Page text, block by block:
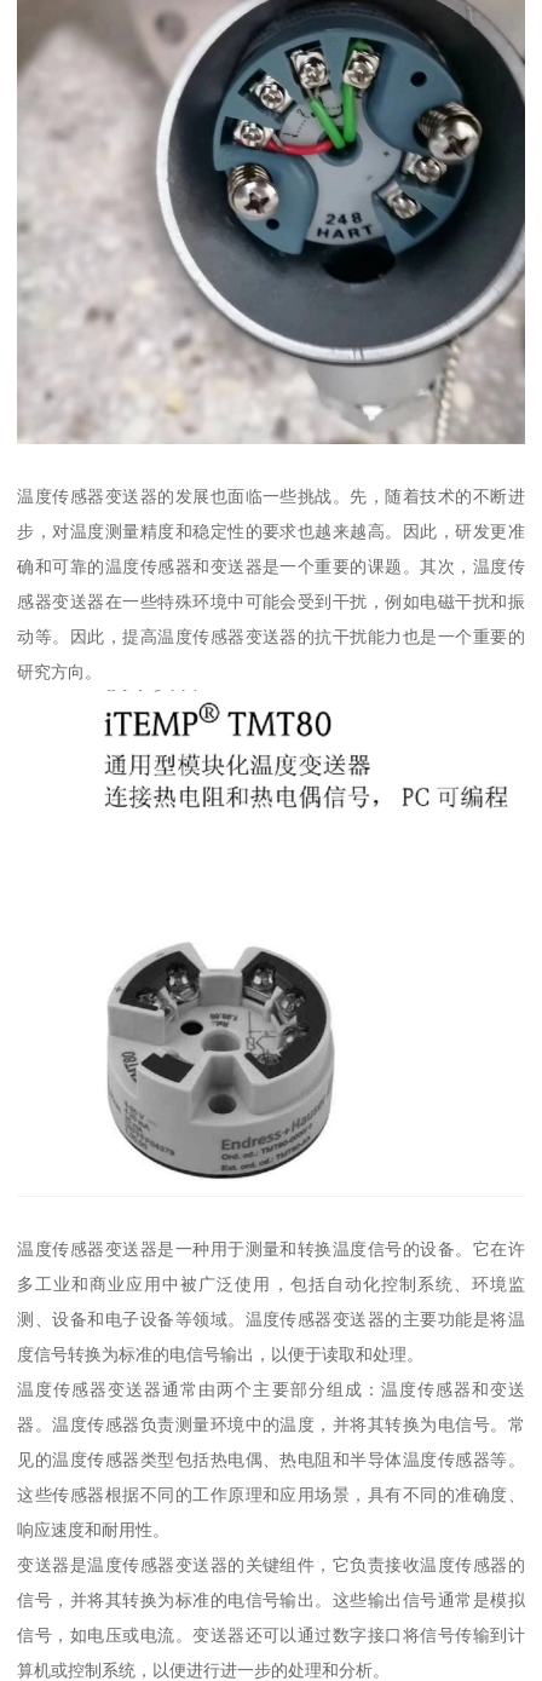
温度传感器变送器的发展也面临一些挑战。先，随着技术的不断进
步，对温度测量精度和稳定性的要求也越来越高。因此，研发更准
确和可靠的温度传感器和变送器是一个重要的课题。其次，温度传
感器变送器在一些特殊环境中可能会受到干扰，例如电磁干扰和振
动等。因此，提高温度传感器变送器的抗干扰能力也是一个重要的
研究方向。
温度传感器变送器是一种用于测量和转换温度信号的设备。它在许
多工业和商业应用中被广泛使用，包括自动化控制系统、环境监
测、设备和电子设备等领域。温度传感器变送器的主要功能是将温
度信号转换为标准的电信号输出，以便于读取和处理。
温度传感器变送器通常由两个主要部分组成：温度传感器和变送
器。温度传感器负责测量环境中的温度，并将其转换为电信号。常
见的温度传感器类型包括热电偶、热电阻和半导体温度传感器等。
这些传感器根据不同的工作原理和应用场景，具有不同的准确度、
响应速度和耐用性。
变送器是温度传感器变送器的关键组件，它负责接收温度传感器的
信号，并将其转换为标准的电信号输出。这些输出信号通常是模拟
信号，如电压或电流。变送器还可以通过数字接口将信号传输到计
算机或控制系统，以便进行进一步的处理和分析。